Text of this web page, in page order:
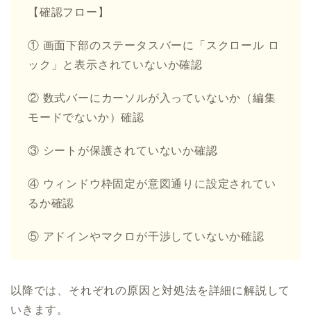
【確認フロー】
① 画面下部のステータスバーに「スクロール ロ
ック」と表示されていないか確認
② 数式バーにカーソルが入っていないか（編集
モードでないか）確認
③ シートが保護されていないか確認
④ ウィンドウ枠固定が意図通りに設定されてい
るか確認
⑤ アドインやマクロが干渉していないか確認
以降では、それぞれの原因と対処法を詳細に解説して
いきます。